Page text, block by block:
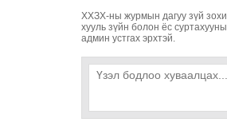
ХХЗХ-ны журмын дагуу зүй
хууль зүйн болон ёс
админ устгах эрхтэй.